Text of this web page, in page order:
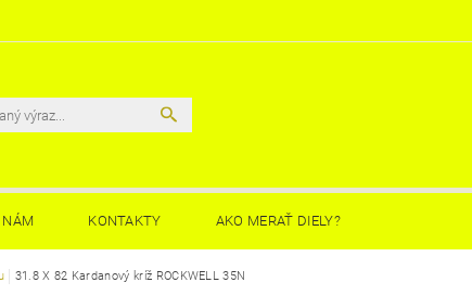
NÁM KONTAKTY AKO MERAŤ DIELY?
31.8 X 82 Kardanový kríž ROCKWELL 35N